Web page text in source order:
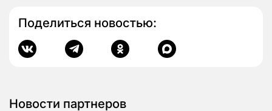
Поделиться новостью:
Новости партнеров